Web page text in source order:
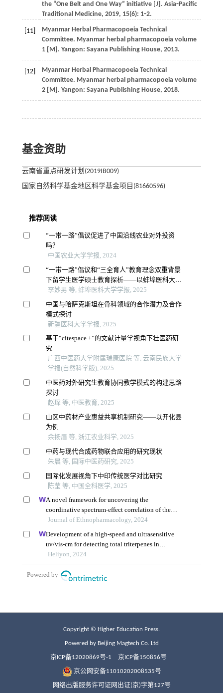
the “One Belt and One Way” initiative [J]. Asia⁃Pacific
Traditional Medicine, 2019, 15(6): 1⁃2.
[11]
Myanmar Herbal Pharmacopoeia Technical
Committee. Myanmar herbal pharmacopoeia volume
1[M]. Yangon: Sayana Publishing House, 2013.
[12]
Myanmar Herbal Pharmacopoeia Technical
Committee. Myanmar herbal pharmacopoeia volume
2[M]. Yangon: Sayana Publishing House, 2018.
基金资助
云南省重点研发计划(2019IB009)
国家自然科学基金地区科学基金项目(81660596)
Copyright © Higher Education Press.
Powered by Beijing Magtech Co. Ltd
京ICP备12020869号-1 京ICP备150856号
京公网安备11010202008535号
网络出版服务许可证网出证(京)字第127号